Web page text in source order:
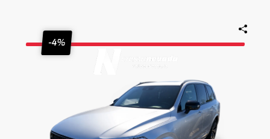
-4%